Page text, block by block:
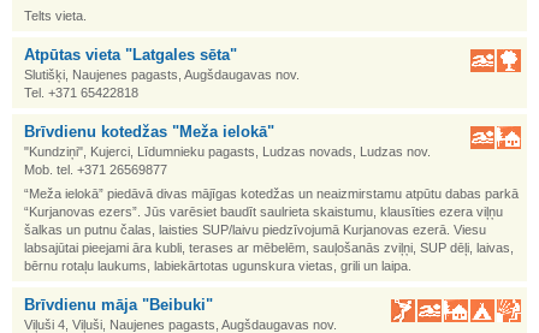
Telts vieta.
Atpūtas vieta "Latgales sēta"
Slutišķi, Naujenes pagasts, Augšdaugavas nov.
Tel. +371 65422818
Brīvdienu kotedžas "Meža ielokā"
"Kundziņi", Kujerci, Līdumnieku pagasts, Ludzas novads, Ludzas nov.
Mob. tel. +371 26569877
“Meža ielokā” piedāvā divas mājīgas kotedžas un neaizmirstamu atpūtu dabas parkā
“Kurjanovas ezers”. Jūs varēsiet baudīt saulrieta skaistumu, klausīties ezera viļņu
šalkas un putnu čalas, laisties SUP/laivu piedzīvojumā Kurjanovas ezerā. Viesu
labsajūtai pieejami āra kubli, terases ar mēbelēm, sauļošanās zviļņi, SUP dēļi, laivas,
bērnu rotaļu laukums, labiekārtotas ugunskura vietas, grili un laipa.
Brīvdienu māja "Beibuki"
Viļuši 4, Viļuši, Naujenes pagasts, Augšdaugavas nov.